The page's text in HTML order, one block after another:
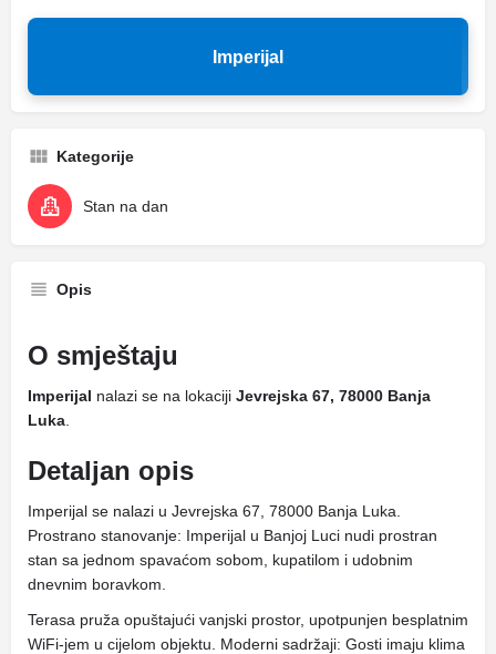
Imperijal
Kategorije
Stan na dan
Opis
O smještaju
Imperijal nalazi se na lokaciji Jevrejska 67, 78000 Banja
Luka
Detaljan opis
Imperijal se nalazi u Jevrejska 67, 78000 Banja Luka.
Prostrano stanovanje: Imperijal u Banjoj Luci nudi prostran
stan sa jednom spavaćom sobom, kupatilom i udobnim
dnevnim boravkom.
Terasa pruža opuštajući vanjski prostor, upotpunjen besplatnim
WiFi-jem u cijelom objektu. Moderni sadržaji: Gosti imaju klima